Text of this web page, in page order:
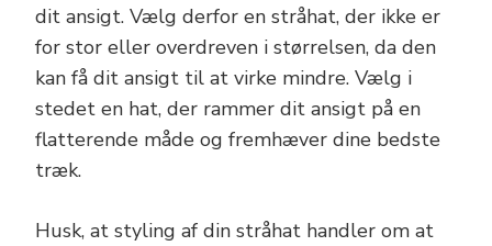
dit ansigt. Vælg derfor en stråhat, der ikke er
for stor eller overdreven i størrelsen, da den
kan få dit ansigt til at virke mindre. Vælg i
stedet en hat, der rammer dit ansigt på en
flatterende måde og fremhæver dine bedste
træk.
Husk, at styling af din stråhat handler om at